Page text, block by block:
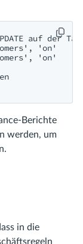
auf der
'on'
'on'
Berichte
werden, um
in die